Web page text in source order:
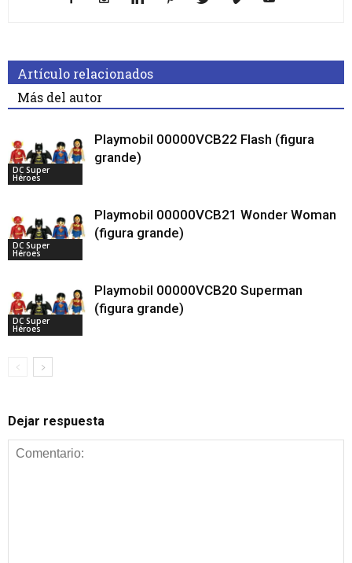
Artículo relacionados
Más del autor
DC Super
Héroes
Playmobil 00000VCB22 Flash (figura
grande)
DC Super
Héroes
Playmobil 00000VCB21 Wonder Woman
(figura grande)
DC Super
Héroes
Playmobil 00000VCB20 Superman
(figura grande)
Dejar respuesta